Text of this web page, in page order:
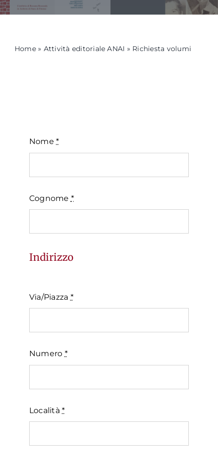
Home» Attività editoriale ANAI » Richiesta volumi
Nome*
Cognome *
Indirizzo
Via/Piazza *
Numero *
Località*